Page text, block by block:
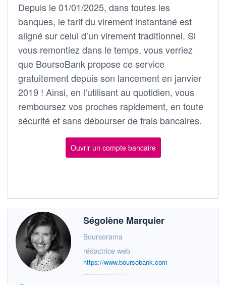
Depuis le 01/01/2025, dans toutes les
banques, le tarif du virement instantané est
aligné sur celui d’un virement traditionnel. Si
vous remontiez dans le temps, vous verriez
que BoursoBank propose ce service
gratuitement depuis son lancement en janvier
2019 ! Ainsi, en l’utilisant au quotidien, vous
remboursez vos proches rapidement, en toute
sécurité et sans débourser de frais bancaires.
Ouvrir un compte bancaire
Ségolène Marquier
Boursorama
rédactrice web
https://www.boursobank.com